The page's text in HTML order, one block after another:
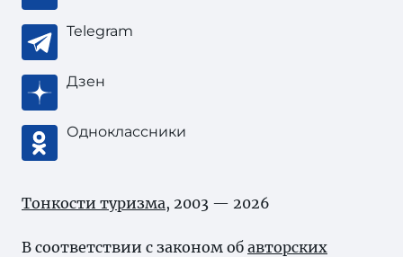
Telegram
Дзен
Одноклассники
Тонкости туризма, 2003 — 2026
В соответствии с законом об авторских